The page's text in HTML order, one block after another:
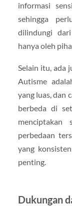
informasi
sehingga
dilindungi
hanya oleh
Selain itu, ada
Autisme
yang luas, dan
berbeda di
menciptakan
perbedaan
yang
penting.
Dukungan